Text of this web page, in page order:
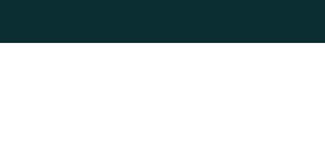
Rabatt | Bestellungen 7.–16.